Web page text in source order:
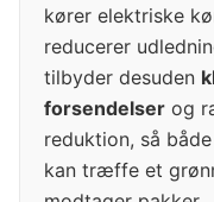
kører elektriske
reducerer
tilbyder desuden
forsendelser og
reduktion, så
kan træffe et